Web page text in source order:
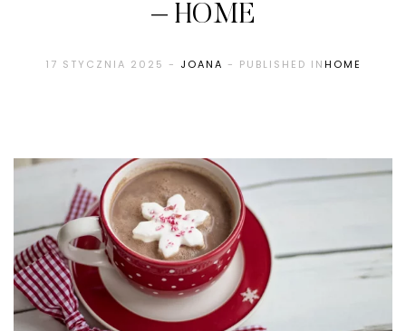
– HOME
17 STYCZNIA 2025 - JOANA - PUBLISHED INHOME